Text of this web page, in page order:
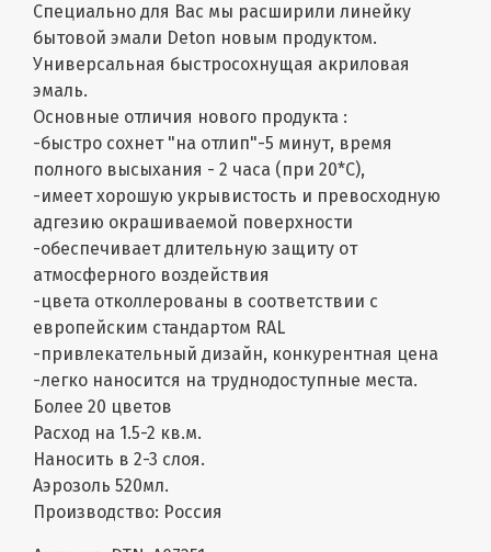
Специально для Вас мы расширили линейку
бытовой эмали Deton новым продуктом.
Универсальная быстросохнущая акриловая
эмаль.
Основные отличия нового продукта :
-быстро сохнет "на отлип"-5 минут, время
полного высыхания - 2 часа (при 20*С),
-имеет хорошую укрывистость и превосходную
адгезию окрашиваемой поверхности
-обеспечивает длительную защиту от
атмосферного воздействия
-цвета отколлерованы в соответствии с
европейским стандартом RAL
-привлекательный дизайн, конкурентная цена
-легко наносится на труднодоступные места.
Более 20 цветов
Расход на 1.5-2 кв.м.
Наносить в 2-3 слоя.
Аэрозоль 520мл.
Производство: Россия